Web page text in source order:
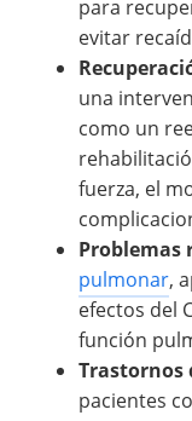
para
evitar
una
como un
fuerza, el
Problemas
pulmonar,
efectos del
función
Trastornos
pacientes